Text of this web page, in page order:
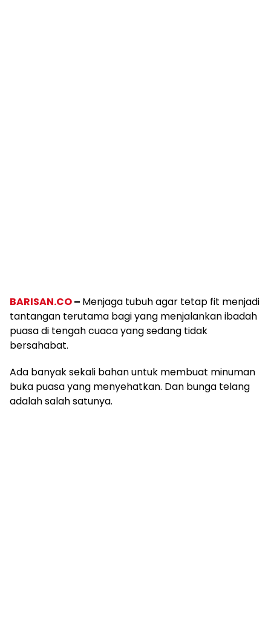
BARISAN.CO– Menjaga tubuh agar tetap fit menjadi
tantangan terutama bagi yang menjalankan ibadah
puasa di tengah cuaca yang sedang tidak
bersahabat.
Ada banyak sekali bahan untuk membuat minuman
buka puasa yang menyehatkan. Dan bunga telang
adalah salah satunya.